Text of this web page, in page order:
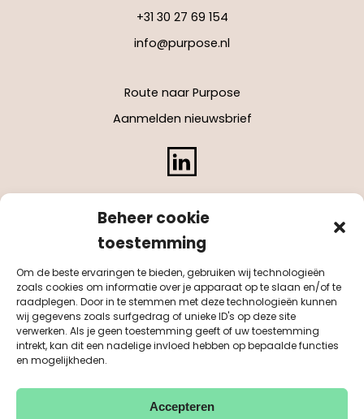
Beheer cookie
toestemming
Om de beste ervaringen te bieden, gebruiken wij technologieën
zoals cookies om informatie over je apparaat op te slaan en/of te
raadplegen. Door in te stemmen met deze technologieën kunnen
wij gegevens zoals surfgedrag of unieke ID's op deze site
verwerken. Als je geen toestemming geeft of uw toestemming
intrekt, kan dit een nadelige invloed hebben op bepaalde functies
en mogelijkheden.
Accepteren
+31 30 27 69 154
info@purpose.nl
Route naar Purpose
Aanmelden nieuwsbrief
KvK 55041884 BTW NL851542311B01